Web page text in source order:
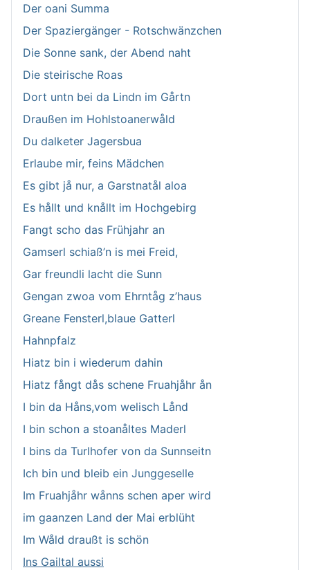
Der oani Summa
Der Spaziergänger - Rotschwänzchen
Die Sonne sank, der Abend naht
Die steirische Roas
Dort untn bei da Lindn im Gårtn
Draußen im Hohlstoanerwåld
Du dalketer Jagersbua
Erlaube mir, feins Mädchen
Es gibt jå nur, a Garstnatål aloa
Es hållt und knållt im Hochgebirg
Fangt scho das Frühjahr an
Gamserl schiaß’n is mei Freid,
Gar freundli lacht die Sunn
Gengan zwoa vom Ehrntåg z’haus
Greane Fensterl,blaue Gatterl
Hahnpfalz
Hiatz bin i wiederum dahin
Hiatz fångt dås schene Fruahjåhr ån
I bin da Håns,vom welisch Lånd
I bin schon a stoanåltes Maderl
I bins da Turlhofer von da Sunnseitn
Ich bin und bleib ein Junggeselle
Im Fruahjåhr wånns schen aper wird
im gaanzen Land der Mai erblüht
Im Wåld draußt is schön
Ins Gailtal aussi